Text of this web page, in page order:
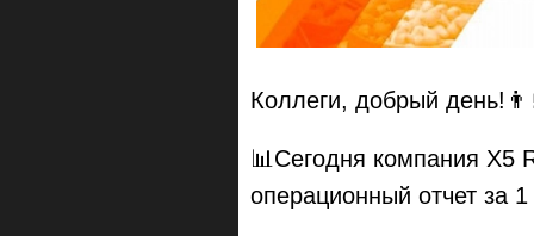
Коллеги, добрый
📊Сегодня компания X5
операционный отчет за